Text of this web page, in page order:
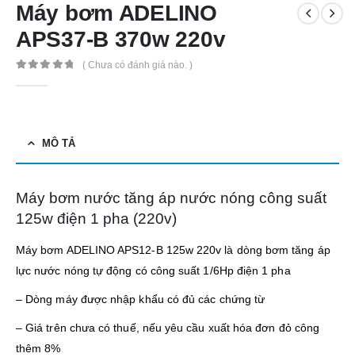
Máy bơm ADELINO
APS37-B 370w 220v
( Chưa có đánh giá nào. )
MÔ TẢ
Máy bơm nước tăng áp nước nóng công suất
125w điện 1 pha (220v)
Máy bơm ADELINO APS12-B 125w 220v là dòng bơm tăng áp
lực nước nóng tự động có công suất 1/6Hp điện 1 pha
– Dòng máy được nhập khẩu có đủ các chứng từ
– Giá trên chưa có thuế, nếu yêu cầu xuất hóa đơn đỏ công
thêm 8%